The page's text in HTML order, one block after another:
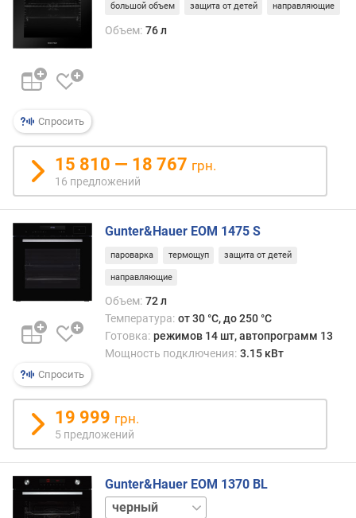
г
п
т
р
б
л
е
н
и
я
м
щ
с
т
п
о
к
ю
ч
е
Спросить
большой объем защита от детей направляющие
Объем: 76 л
15 810 — 18 767 грн.
16 предложений
Спросить
Gunter&Hauer EOM 1475 S
пароварка термощуп защита от детей
направляющие
Объем: 72 л
Температура: от 30 °C, до 250 °C
Готовка: режимов 14 шт, автопрограмм 13
Мощность подключения: 3.15 кВт
19 999 грн.
5 предложений
Gunter&Hauer EOM 1370 BL
нержавейка